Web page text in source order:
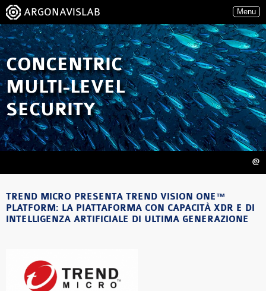
ARGONAVISLAB Menu
CONCENTRIC
MULTI-LEVEL
SECURITY
@
TREND MICRO PRESENTA TREND VISION ONE™
PLATFORM: LA PIATTAFORMA CON CAPACITÀ XDR E DI
INTELLIGENZA ARTIFICIALE DI ULTIMA GENERAZIONE